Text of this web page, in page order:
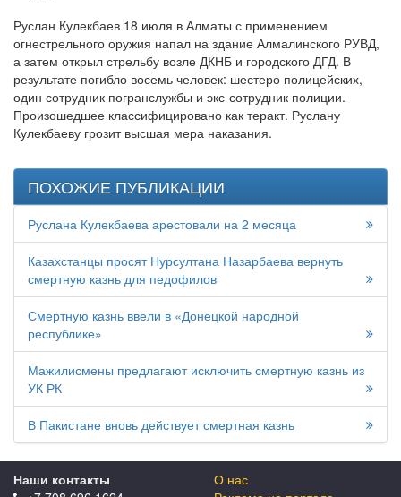
Руслан Кулекбаев 18 июля в Алматы с применением
огнестрельного оружия напал на здание Алмалинского РУВД,
а затем открыл стрельбу возле ДКНБ и городского ДГД. В
результате погибло восемь человек: шестеро полицейских,
один сотрудник погранслужбы и экс-сотрудник полиции.
Произошедшее классифицировано как теракт. Руслану
Кулекбаеву грозит высшая мера наказания.
ПОХОЖИЕ ПУБЛИКАЦИИ
Руслана Кулекбаева арестовали на 2 месяца
Казахстанцы просят Нурсултана Назарбаева вернуть
смертную казнь для педофилов
Смертную казнь ввели в «Донецкой народной
республике»
Мажилисмены предлагают исключить смертную казнь из
УК РК
В Пакистане вновь действует смертная казнь
Наши контакты
О нас